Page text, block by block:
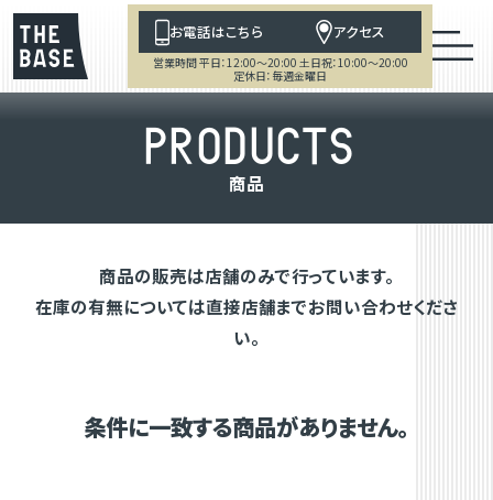
お電話はこちら アクセス
営業時間 平日：12:00～20:00 土日祝：10:00～20:00
定休日：毎週金曜日
PRODUCTS
商品
商品の販売は店舗のみで行っています。
在庫の有無については直接店舗までお問い合わせくださ
い。
条件に一致する商品がありません。